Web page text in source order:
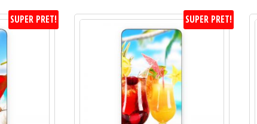
SUPER PRET! SUPER PRET!